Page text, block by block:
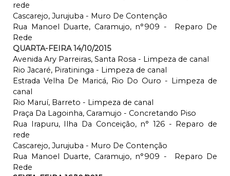
rede
Cascarejo, Jurujuba - Muro De Contenção
Rua Manoel Duarte, Caramujo, n°909 - Reparo De
Rede
QUARTA-FEIRA 14/10/2015
Avenida Ary Parreiras, Santa Rosa - Limpeza de canal
Rio Jacaré, Piratininga - Limpeza de canal
Estrada Velha De Maricá, Rio Do Ouro - Limpeza de
canal
Rio Maruí, Barreto - Limpeza de canal
Praça Da Lagoinha, Caramujo - Concretando Piso
Rua Irapuru, Ilha Da Conceição, n° 126 - Reparo de
rede
Cascarejo, Jurujuba - Muro De Contenção
Rua Manoel Duarte, Caramujo, n°909 - Reparo De
Rede